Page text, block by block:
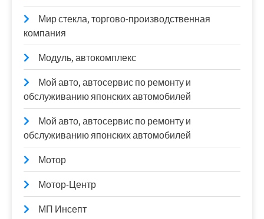
Мир стекла, торгово-производственная
компания
Модуль, автокомплекс
Мой авто, автосервис по ремонту и
обслуживанию японских автомобилей
Мой авто, автосервис по ремонту и
обслуживанию японских автомобилей
Мотор
Мотор-Центр
МП Инсепт